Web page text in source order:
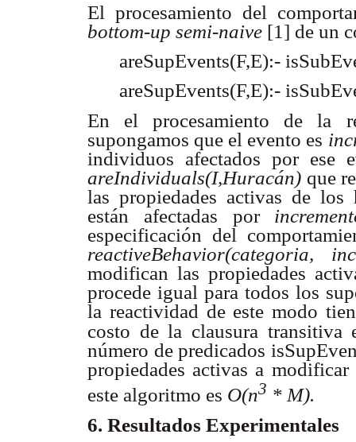
El procesamiento del
bottom-up semi-naive [1] de un
areSupEvents(F,E):-
areSupEvents(F,E):-
En el procesamiento de la
supongamos que el evento es
individuos afectados por ese
areIndividuals(I,Huracán) que
las propiedades activas de
están afectadas por
especificación del
reactiveBehavior(categoria,
modifican las propiedades
procede igual para todos los
la reactividad de este modo
costo de la clausura transitiva
número de predicados
propiedades activas a
este algoritmo es O(n3 * M).
6. Resultados Experimentales